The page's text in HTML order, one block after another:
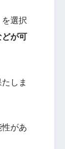
選択
が可
しま
があ